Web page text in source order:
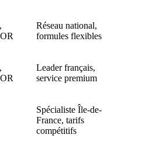
Réseau national,
formules flexibles
Leader français,
service premium
Spécialiste Île-de-
France, tarifs
compétitifs